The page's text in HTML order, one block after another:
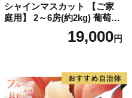
シャインマスカット 【ご家
庭用】 2～6房(約2kg) 葡萄 ぶ
どう ブドウ フルーツ 果物 く
だもの 果実 旬の果物 旬のフ
19,000円